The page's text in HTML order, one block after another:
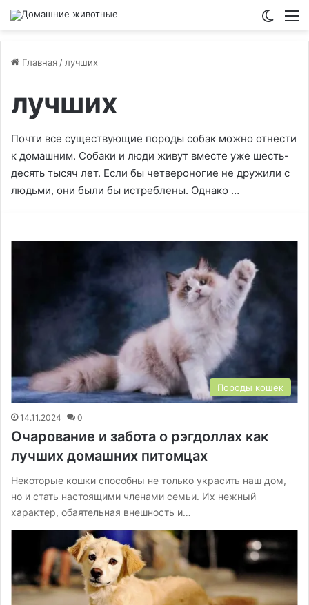
Главная / лучших
лучших
Почти все существующие породы собак можно отнести
к домашним. Собаки и люди живут вместе уже шесть-
десять тысяч лет. Если бы четвероногие не дружили с
людьми, они были бы истреблены. Однако …
Породы кошек
14.11.2024 0
Очарование и забота о рэгдоллах как
лучших домашних питомцах
Некоторые кошки способны не только украсить наш дом,
но и стать настоящими членами семьи. Их нежный
характер, обаятельная внешность и…